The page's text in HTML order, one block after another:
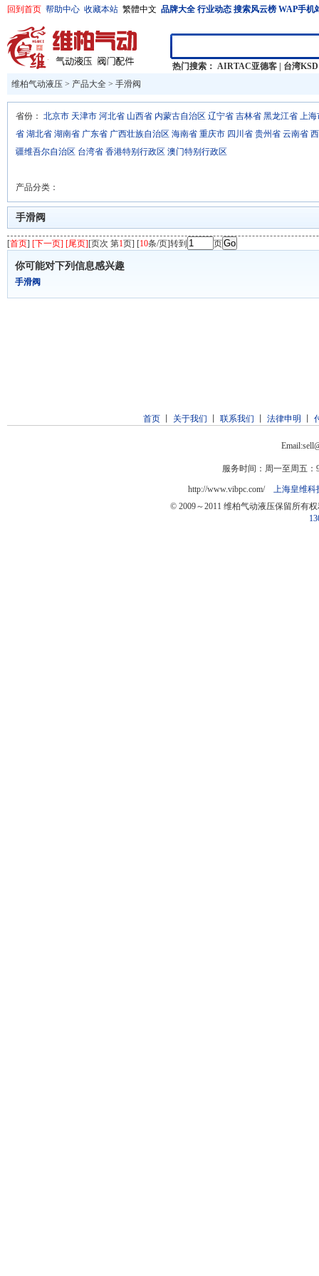
回到首页 帮助中心 收藏本站 繁體中文 品牌大全 行业动态 搜索风云榜 WAP手机
热门搜索： AIRTAC亚德客 台湾KSD
维柏气动液压 > 产品大全 > 手滑阀
省份： 北京市 天津市 河北省 山西省 内蒙古自治区 辽宁省 吉林省 黑龙江省 上海
省 湖北省 湖南省 广东省 广西壮族自治区 海南省 重庆市 四川省 贵州省 云南省
疆维吾尔自治区 台湾省 香港特别行政区 澳门特别行政区
产品分类：
手滑阀
[首页] [下一页] [尾页][页次 第1页] [10条/页]转到 页
你可能对下列信息感兴趣
手滑阀
首页丨 关于我们 联系我们 法律申明
服务时间：周一至周五：
http://www.vibpc.com/ 上海皇维科
© 2009～2011 维柏气动液压保留所有